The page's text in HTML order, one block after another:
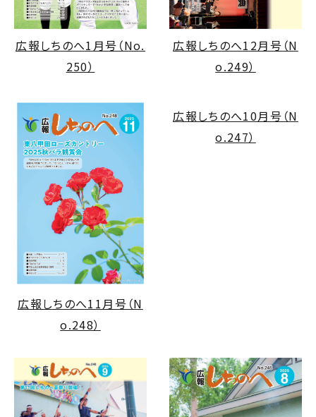
広報しちのへ1月号（No.
250）
広報しちのへ12月号（N
o.249）
広報しちのへ11月号（N
o.248）
広報しちのへ10月号（N
o.247）